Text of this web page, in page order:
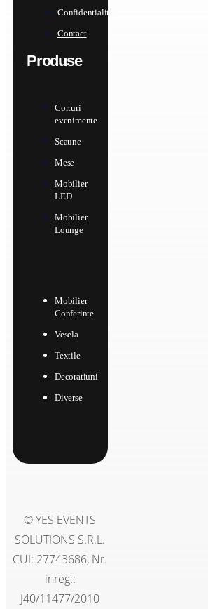
Confidentialitate
Contact
Produse
Corturi
evenimente
Scaune
Mese
Mobilier
LED
Mobilier
Lounge
Mobilier
Conferinte
Vesela
Textile
Decoratiuni
Diverse
© YES EVENTS
SOLUTIONS S.R.L.
CUI: 27743686, Nr.
inreg.:
J40/11477/2010